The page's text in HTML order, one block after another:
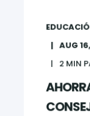
AUG
2 MIN